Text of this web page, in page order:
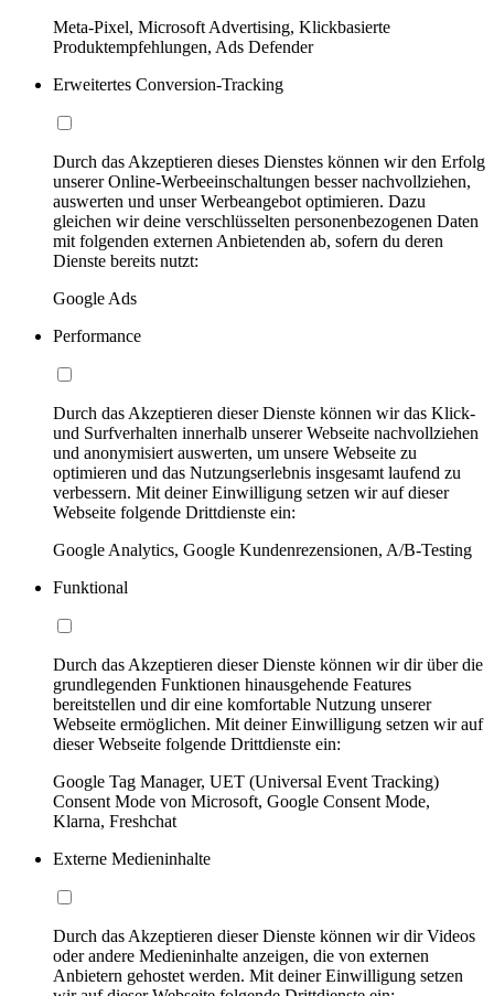
Meta-Pixel, Microsoft Advertising, Klickbasierte
Produktempfehlungen, Ads Defender
Erweitertes Conversion-Tracking
Durch das Akzeptieren dieses Dienstes können wir den Erfolg
unserer Online-Werbeeinschaltungen besser nachvollziehen,
auswerten und unser Werbeangebot optimieren. Dazu
gleichen wir deine verschlüsselten personenbezogenen Daten
mit folgenden externen Anbietenden ab, sofern du deren
Dienste bereits nutzt:
Google Ads
Performance
Durch das Akzeptieren dieser Dienste können wir das Klick-
und Surfverhalten innerhalb unserer Webseite nachvollziehen
und anonymisiert auswerten, um unsere Webseite zu
optimieren und das Nutzungserlebnis insgesamt laufend zu
verbessern. Mit deiner Einwilligung setzen wir auf dieser
Webseite folgende Drittdienste ein:
Google Analytics, Google Kundenrezensionen, A/B-Testing
Funktional
Durch das Akzeptieren dieser Dienste können wir dir über die
grundlegenden Funktionen hinausgehende Features
bereitstellen und dir eine komfortable Nutzung unserer
Webseite ermöglichen. Mit deiner Einwilligung setzen wir auf
dieser Webseite folgende Drittdienste ein:
Google Tag Manager, UET (Universal Event Tracking)
Consent Mode von Microsoft, Google Consent Mode,
Klarna, Freshchat
Externe Medieninhalte
Durch das Akzeptieren dieser Dienste können wir dir Videos
oder andere Medieninhalte anzeigen, die von externen
Anbietern gehostet werden. Mit deiner Einwilligung setzen